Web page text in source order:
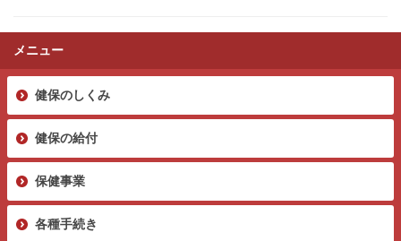
メニュー
健保のしくみ
健保の給付
保健事業
各種手続き